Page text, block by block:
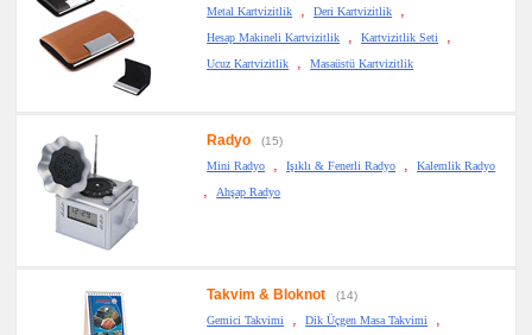
Metal Kartvizitlik
, Deri Kartvizitlik ,
Hesap Makineli Kartvizitlik , Kartvizitlik Seti ,
Ucuz Kartvizitlik , Masaüstü Kartvizitlik
Radyo
(15)
Mini Radyo
, Işıklı & Fenerli Radyo , Kalemlik Radyo
, Ahşap Radyo
Takvim & Bloknot
(14)
Gemici Takvimi
, Dik Üçgen Masa Takvimi ,